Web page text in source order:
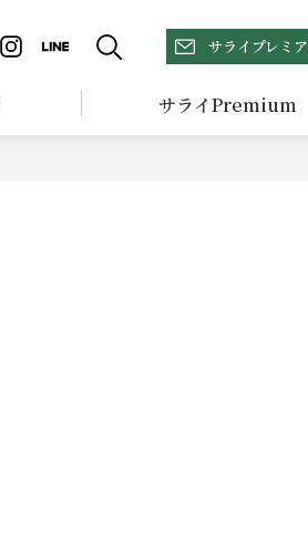
サライプレミ
サライPremium